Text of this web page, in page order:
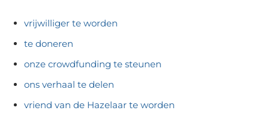
vrijwilliger te worden
te doneren
onze crowdfunding te steunen
ons verhaal te delen
vriend van de Hazelaar te worden